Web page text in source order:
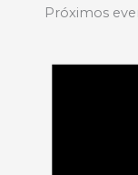
Próximos